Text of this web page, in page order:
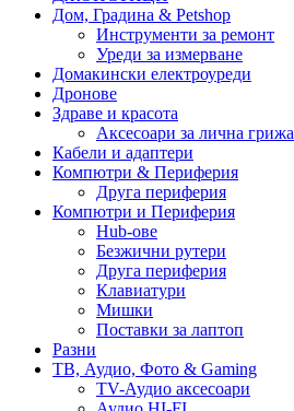
Дом, Градина & Petshop
Инструменти за ремонт
Уреди за измерване
Домакински електроуреди
Дронове
Здраве и красота
Аксесоари за лична грижа
Кабели и адаптери
Компютри & Периферия
Друга периферия
Компютри и Периферия
Hub-ове
Безжични рутери
Друга периферия
Клавиатури
Мишки
Поставки за лаптоп
Разни
ТВ, Аудио, Фото & Gaming
TV-Аудио аксесоари